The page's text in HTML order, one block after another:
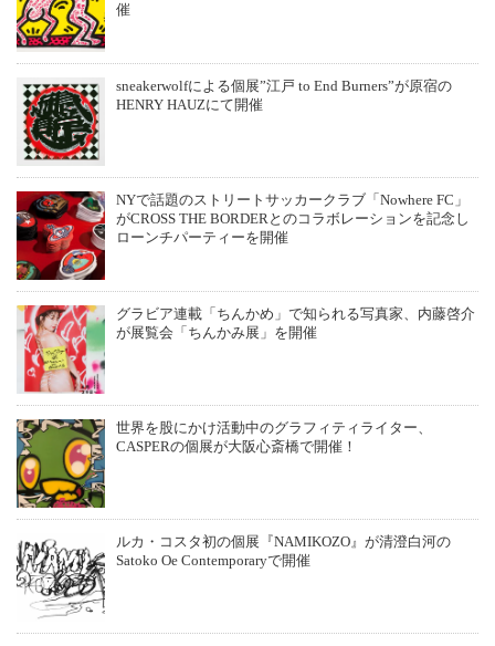
催
sneakerwolfによる個展”江戸 to End Burners”が原宿の
HENRY HAUZにて開催
NYで話題のストリートサッカークラブ「Nowhere FC」
がCROSS THE BORDERとのコラボレーションを記念し
ローンチパーティーを開催
グラビア連載「ちんかめ」で知られる写真家、内藤啓介
が展覧会「ちんかみ展」を開催
世界を股にかけ活動中のグラフィティライター、
CASPERの個展が大阪心斎橋で開催！
ルカ・コスタ初の個展『NAMIKOZO』が清澄白河の
Satoko Oe Contemporaryで開催